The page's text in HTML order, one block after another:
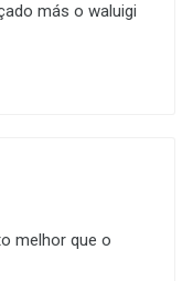
más o waluigi
melhor que o